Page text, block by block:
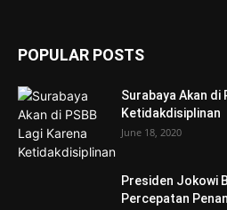
POPULAR POSTS
Surabaya Akan di
Ketidakdisiplinan
June 18, 2020
Presiden Jokowi
Percepatan